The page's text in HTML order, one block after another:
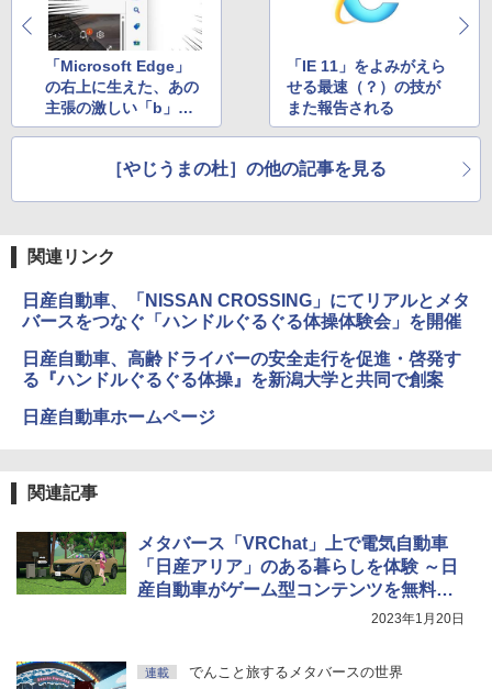
Microsoft Office Home & Business 202
4(最新 永続版)|オンラインコード版|Wind
ows11、10/mac対応|PC2台
￥39,582
AIイラスト表現辞典: 思い通りの絵を引き
出す プロンプトの言葉 AI画像生成シリー
ズ (はぴーイラストLabo)
￥480
FM TOWNS ハイパー・カタログ: 本体ハ
ェクトリストと最新エミュレータ紹介
￥22,980
Amazon Kindle Colorsoft | 16GBストレ
ージ、防水、7インチカラーディスプレ
イ、色調調節ライト、最大8週間持続バッ
売)
￥31,980
レージ、ノート機能搭載、明るさ自動調
整、色調調節ライト、プレミアムペン付
￥115,980
「Microsoft Edge」
の右上に生えた、あの
主張の激しい「b」ア
イコンを消したい……
「IE 11」をよみがえら
せる最速（？）の技が
また報告される
［やじうまの杜］の他の記事を見る
関連リンク
日産自動車、「NISSAN CROSSING」にてリアルとメタ
バースをつなぐ「ハンドルぐるぐる体操体験会」を開催
日産自動車、高齢ドライバーの安全走行を促進・啓発す
る『ハンドルぐるぐる体操』を新潟大学と共同で創案
日産自動車ホームページ
関連記事
メタバース「VRChat」上で電気自動車
「日産アリア」のある暮らしを体験 ～日
産自動車がゲーム型コンテンツを無料公
2023年1月20日
連載 でんこと旅するメタバースの世界